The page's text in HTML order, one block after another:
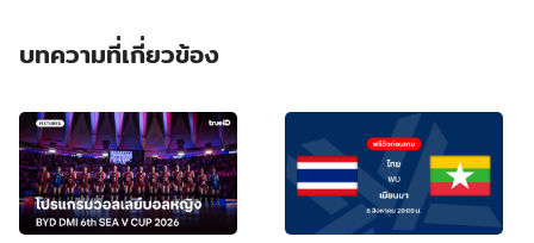
บทความที่เกี่ยวข้อง